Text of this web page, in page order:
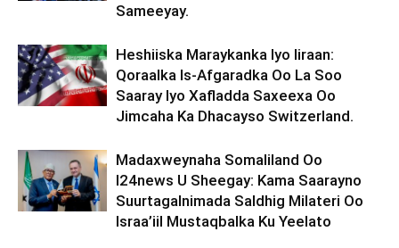
Sameeyay.
Heshiiska Maraykanka Iyo Iiraan:
Qoraalka Is-Afgaradka Oo La Soo
Saaray Iyo Xafladda Saxeexa Oo
Jimcaha Ka Dhacayso Switzerland.
Madaxweynaha Somaliland Oo
I24news U Sheegay: Kama Saarayno
Suurtagalnimada Saldhig Milateri Oo
Israa’iil Mustaqbalka Ku Yeelato